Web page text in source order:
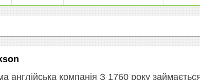
англійська компанія З 1760 року